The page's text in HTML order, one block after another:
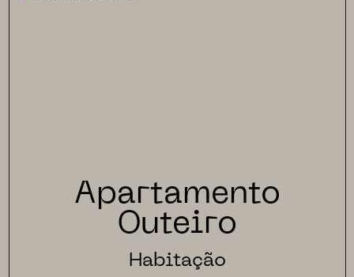
Apartamento
Outeiro
Habitação